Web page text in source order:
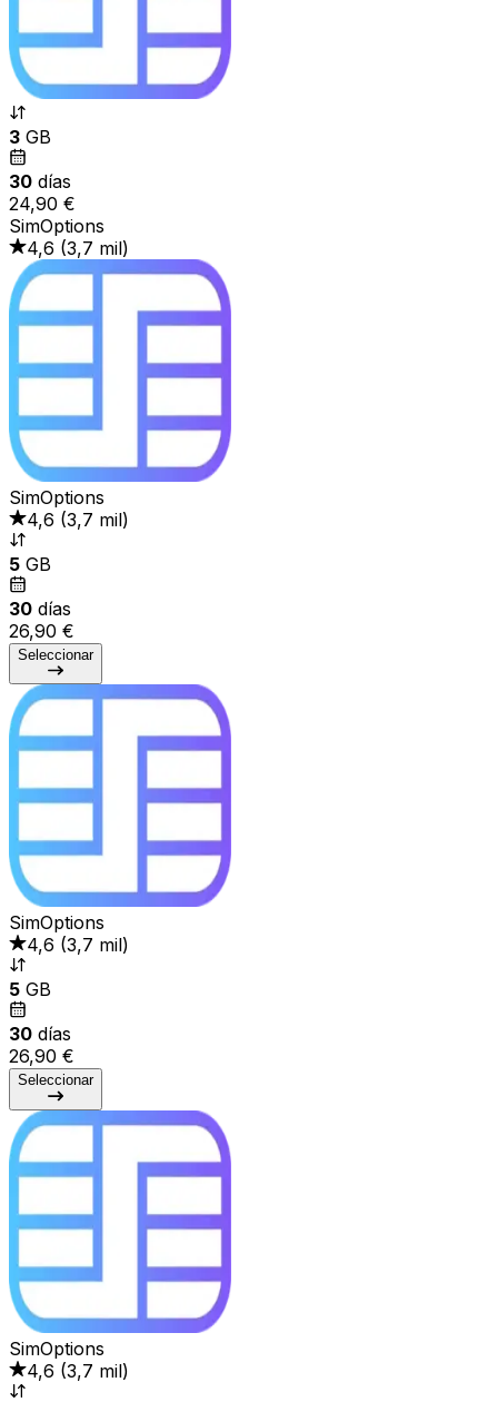
3 GB
30 días
24,90 €
SimOptions
4,6 (3,7 mil)
SimOptions
4,6 (3,7 mil)
5 GB
30 días
26,90 €
Seleccionar
SimOptions
4,6 (3,7 mil)
5 GB
30 días
26,90 €
Seleccionar
SimOptions
4,6 (3,7 mil)